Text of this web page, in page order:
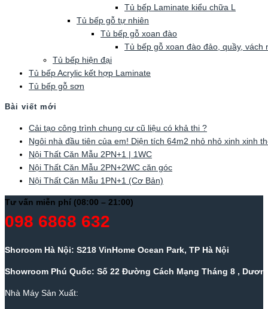
Tủ bếp Laminate kiểu chữa L
Tủ bếp gỗ tự nhiên
Tủ bếp gỗ xoan đào
Tủ bếp gỗ xoan đào đảo, quầy, vách
Tủ bếp hiện đại
Tủ bếp Acrylic kết hợp Laminate
Tủ bếp gỗ sơn
Bài viết mới
Cải tạo công trình chung cư cũ liệu có khả thi ?
Ngôi nhà đầu tiên của em! Diện tích 64m2 nhỏ nhỏ xinh xinh
Nội Thất Căn Mẫu 2PN+1 | 1WC
Nội Thất Căn Mẫu 2PN+2WC căn góc
Nội Thất Căn Mẫu 1PN+1 (Cơ Bản)
Tư vấn miễn phí (08:00 – 21:00)
098 6868 632
Shoroom Hà Nội: S218 VinHome Ocean Park, TP Hà Nội
Showroom Phú Quốc: Số 22 Đường Cách Mạng Tháng 8 ,
Nhà Máy Sản Xuất: